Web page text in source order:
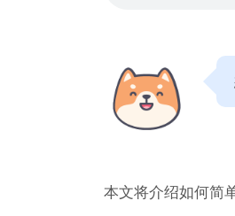
本文将介绍如何简